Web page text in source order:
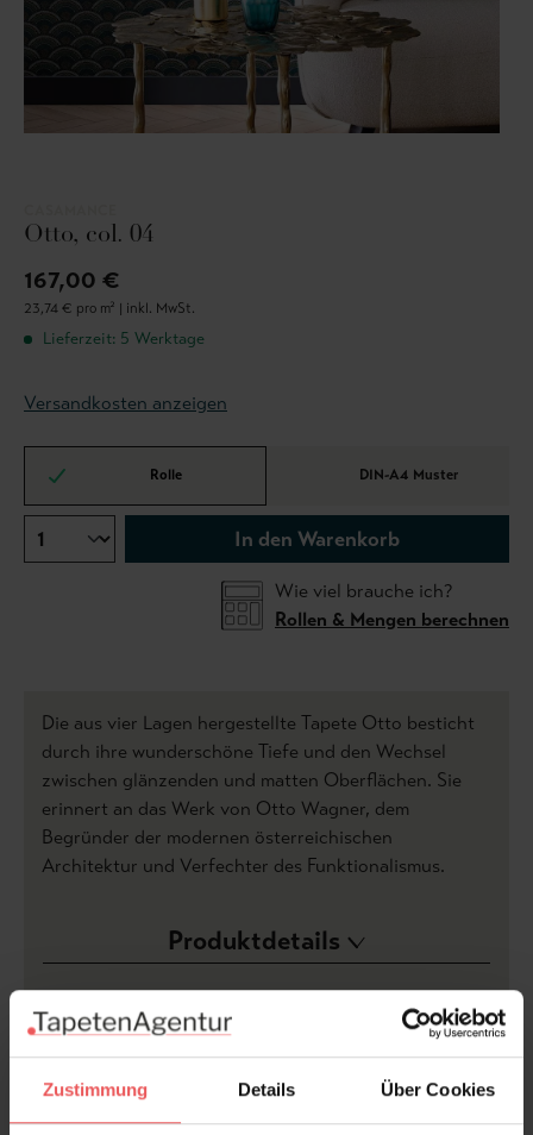
Zustimmung Details Über Cookies
Otto, col. 04
167,00 €
23,74 € pro m² | inkl. MwSt.
Lieferzeit: 5 Werktage
Versandkosten anzeigen
Rolle DIN-A4 Muster
In den Warenkorb
Wie viel brauche ich?
Rollen & Mengen berechnen
Die aus vier Lagen hergestellte Tapete Otto besticht
durch ihre wunderschöne Tiefe und den Wechsel
zwischen glänzenden und matten Oberflächen. Sie
erinnert an das Werk von Otto Wagner, dem
Begründer der modernen österreichischen
Architektur und Verfechter des Funktionalismus.
Produktdetails
Versand & Zahlung